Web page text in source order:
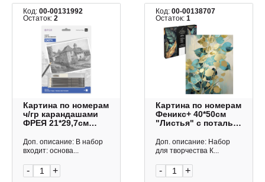
Код: 00-00131992
Остаток: 2
Картина по номерам
ч/гр карандашами
ФРЕЯ 21*29,7см
RPSB-0012
Доп. описание: В набор
входит: основа...
- +
Код:00-00138707
Остаток:1
Картина по номерам
Феникс+ 40*50см
"Листья" с поталью
Доп. описание: Набор
для творчества К...
- +